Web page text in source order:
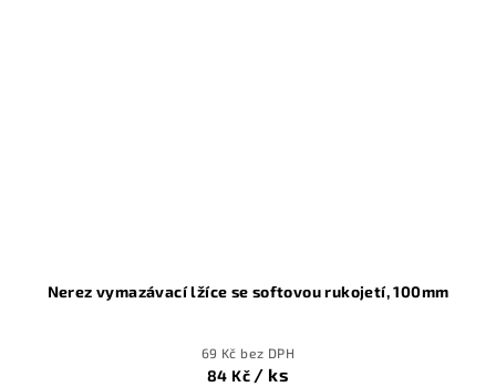
Nerez vymazávací lžíce se softovou rukojetí, 100mm
69 Kč bez DPH
84 Kč / ks